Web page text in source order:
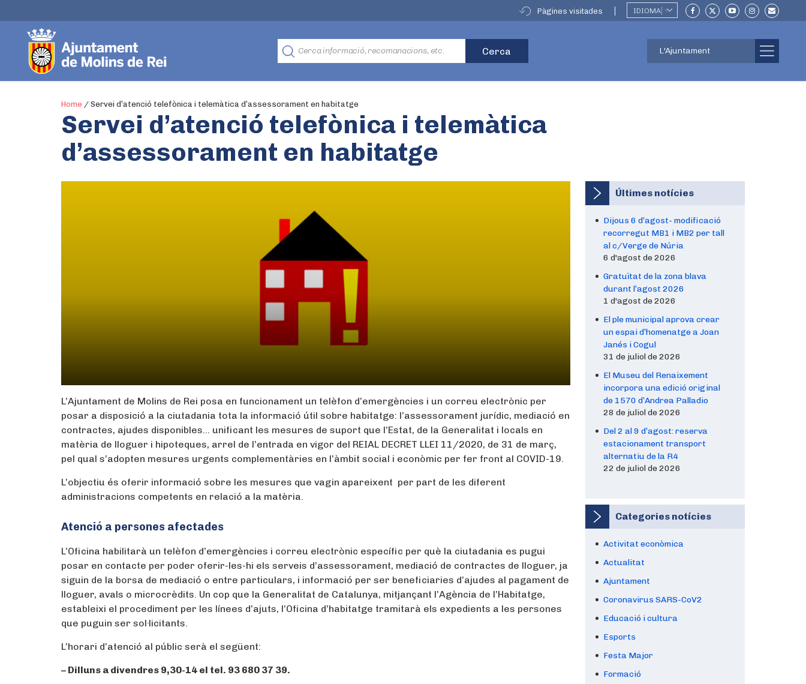
Pàgines visitades IDIOMA ▼
L'Ajuntament
Home / Servei d’atenció telefònica i telemàtica d’assessorament en habitatge
Servei d’atenció telefònica i telemàtica
d’assessorament en habitatge
L’Ajuntament de Molins de Rei posa en funcionament un telèfon d’emergències i un correu electrònic per
posar a disposició a la ciutadania tota la informació útil sobre habitatge: l’assessorament jurídic, mediació en
contractes, ajudes disponibles… unificant les mesures de suport que l’Estat, de la Generalitat i locals en
matèria de lloguer i hipoteques, arrel de l’entrada en vigor del REIAL DECRET LLEI 11/2020, de 31 de març,
pel qual s’adopten mesures urgents complementàries en l’àmbit social i econòmic per fer front al COVID-19.
L’objectiu és oferir informació sobre les mesures que vagin apareixent per part de les diferent
administracions competents en relació a la matèria.
Atenció a persones afectades
L’Oficina habilitarà un telèfon d’emergències i correu electrònic específic per què la ciutadania es pugui
posar en contacte per poder oferir-les-hi els serveis d’assessorament, mediació de contractes de lloguer, ja
siguin de la borsa de mediació o entre particulars, i informació per ser beneficiaries d’ajudes al pagament de
lloguer, avals o microcrèdits. Un cop que la Generalitat de Catalunya, mitjançant l’Agència de l’Habitatge,
estableixi el procediment per les línees d’ajuts, l’Oficina d’habitatge tramitarà els expedients a les persones
que puguin ser sol·licitants.
L’horari d’atenció al públic serà el següent:
– Dilluns a divendres 9,30-14 el tel. 93 680 37 39.
Últimes notícies
Dijous 6 d’agost- modificació
recorregut MB1 i MB2 per tall
al c/Verge de Núria
6 d'agost de 2026
Gratuïtat de la zona blava
durant l’agost 2026
1 d'agost de 2026
El ple municipal aprova crear
un espai d’homenatge a Joan
Janés i Cogul
31 de juliol de 2026
El Museu del Renaixement
incorpora una edició original
de 1570 d’Andrea Palladio
28 de juliol de 2026
Del 2 al 9 d’agost: reserva
estacionament transport
alternatiu de la R4
22 de juliol de 2026
Categories notícies
Activitat econòmica
Actualitat
Ajuntament
Coronavirus SARS-CoV2
Educació i cultura
Esports
Festa Major
Formació